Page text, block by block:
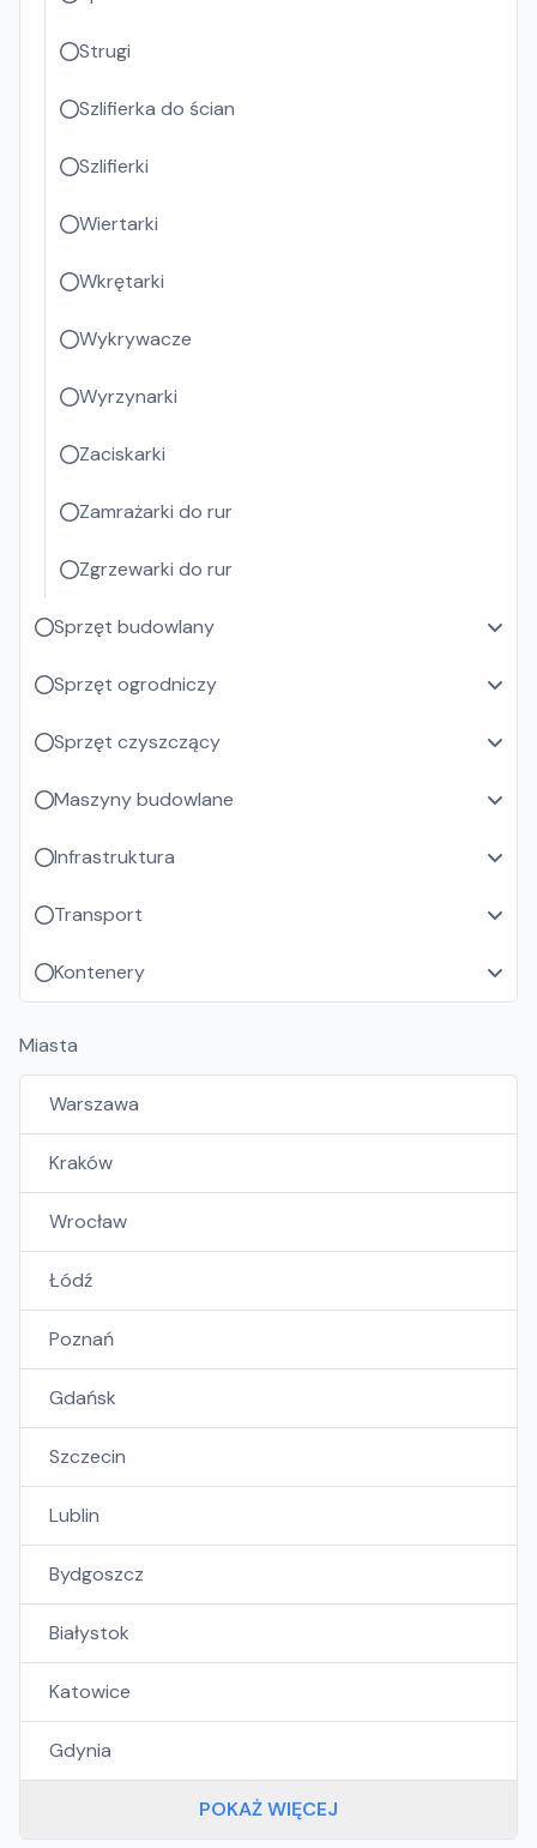
Strugi
Szlifierka do ścian
Szlifierki
Wiertarki
Wkrętarki
Wykrywacze
Wyrzynarki
Zaciskarki
Zamrażarki do rur
Zgrzewarki do rur
Sprzęt budowlany
Sprzęt ogrodniczy
Sprzęt czyszczący
Maszyny budowlane
Infrastruktura
Transport
Kontenery
Miasta
Warszawa
Kraków
Wrocław
Łódź
Poznań
Gdańsk
Szczecin
Lublin
Bydgoszcz
Białystok
Katowice
Gdynia
POKAŻ WIĘCEJ